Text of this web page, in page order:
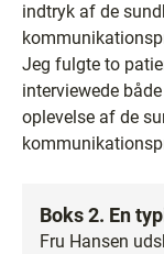
indtryk af de
Jeg fulgte to
interviewede
oplevelse af de
Boks 2. En
Fru Hansen